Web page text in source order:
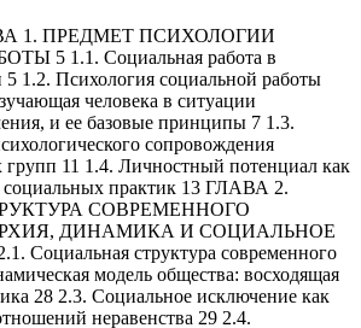
1. ПРЕДМЕТ ПСИХОЛОГИИ
5 1.1. Социальная работа в
1.2. Психология социальной работы
человека в ситуации
и ее базовые принципы 7 1.3.
сопровождения
групп 11 1.4. Личностный потенциал как
социальных практик 13 ГЛАВА 2.
СОВРЕМЕННОГО
ДИНАМИКА И СОЦИАЛЬНОЕ
структура современного
модель общества: восходящая
28 2.3. Социальное исключение как
неравенства 29 2.4.